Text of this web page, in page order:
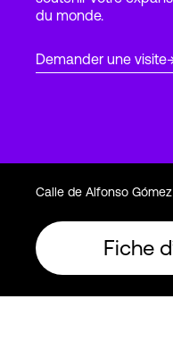
Connexion
du monde.
Demander une visite
Calle de Alfonso
Fiche